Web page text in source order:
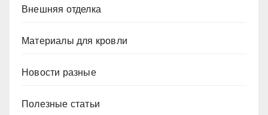
Внешняя отделка
Материалы для кровли
Новости разные
Полезные статьи